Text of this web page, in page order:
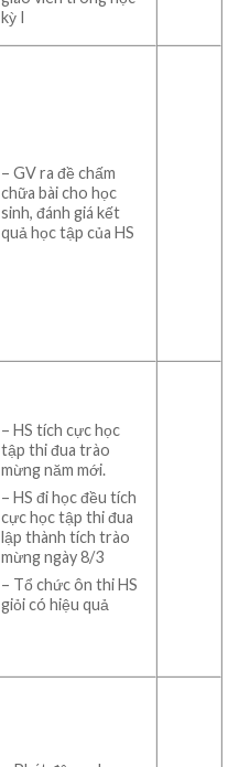
kỳ I
– GV ra đề chấm
chữa bài cho học
sinh, đánh giá kết
quả học tập của HS
– HS tích cực học
tập thi đua trào
mừng năm mới.
– HS đi học đều tích
cực học tập thi đua
lập thành tích trào
mừng ngày 8/3
– Tổ chức ôn thi HS
giỏi có hiệu quả